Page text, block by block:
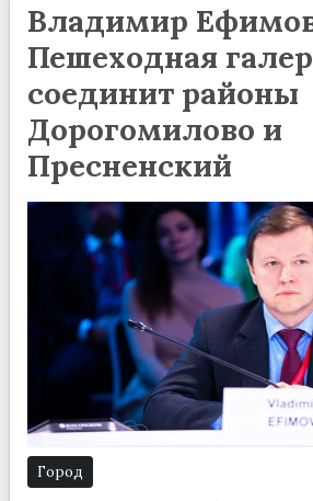
Владимир
Пешеходная
соединит районы
Дорогомилово и
Пресненский
Город